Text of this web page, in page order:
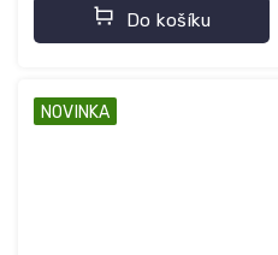
Do košíku
NOVINKA